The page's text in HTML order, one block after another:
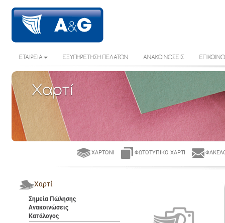
ΕΤΑΙΡΕΙΑ ΕΞΥΠΗΡΕΤΗΣΗ ΠΕΛΑΤΩΝ ΑΝΑΚΟΙΝΩΣΕΙΣ
Χαρτί
ΧΑΡΤΌΝΙ ΦΩΤΟΤΥΠΙΚΌ ΧΑΡΤΊ
Χαρτί
Σημεία Πώλησης
Ανακοινώσεις
Κατάλογος